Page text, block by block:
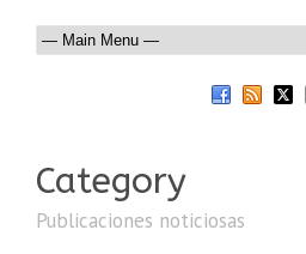
Category
Publicaciones noticiosas